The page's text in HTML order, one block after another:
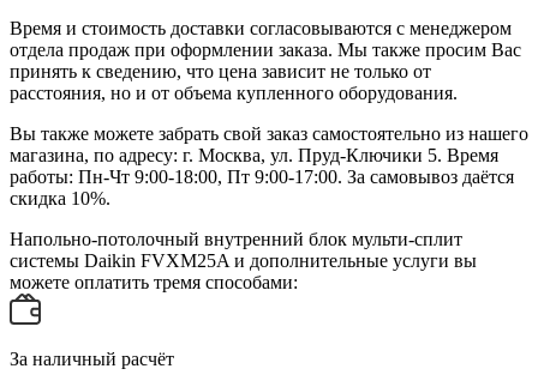
Время и стоимость доставки согласовываются с менеджером
отдела продаж при оформлении заказа. Мы также просим Вас
принять к сведению, что цена зависит не только от
расстояния, но и от объема купленного оборудования.
Вы также можете забрать свой заказ самостоятельно из нашего
магазина, по адресу: г. Москва, ул. Пруд-Ключики 5. Время
работы: Пн-Чт 9:00-18:00, Пт 9:00-17:00. За самовывоз даётся
скидка 10%.
Напольно-потолочный внутренний блок мульти-сплит
системы Daikin FVXM25A и дополнительные услуги вы
можете оплатить тремя способами:
За наличный расчёт